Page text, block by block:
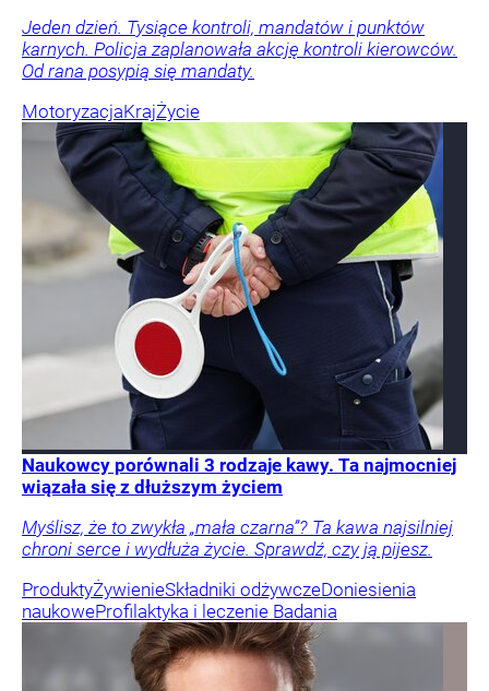
Jeden dzień. Tysiące kontroli, mandatów i punktów
karnych. Policja zaplanowała akcję kontroli kierowców.
Od rana posypią się mandaty.
MotoryzacjaKrajŻycie
Naukowcy porównali 3 rodzaje kawy. Ta najmocniej
wiązała się z dłuższym życiem
Myślisz, że to zwykła „mała czarna”? Ta kawa najsilniej
chroni serce i wydłuża życie. Sprawdź, czy ją pijesz.
ProduktyŻywienieSkładniki odżywczeDoniesienia
naukoweProfilaktyka i leczenie Badania